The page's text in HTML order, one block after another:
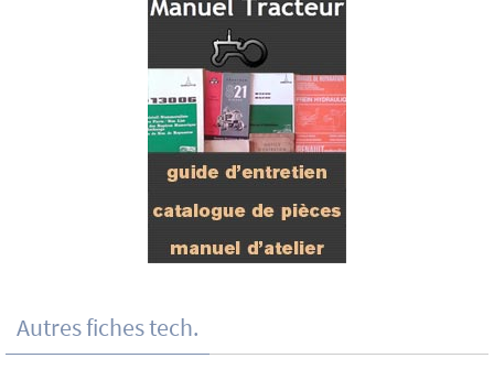
Autres fiches tech.